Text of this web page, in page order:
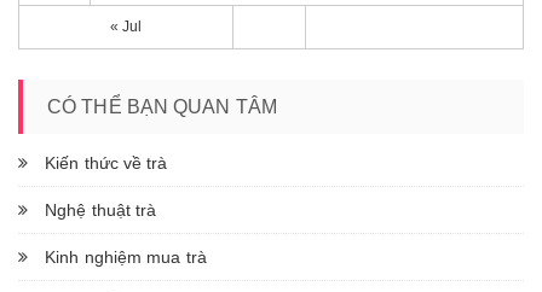
« Jul
CÓ THỂ BẠN QUAN TÂM
Kiến thức về trà
Nghệ thuật trà
Kinh nghiệm mua trà